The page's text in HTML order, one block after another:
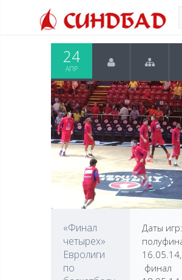
24
АПР
«Финал
четырех»
Евролиги
по
Даты игр:
16.05.14,
финал